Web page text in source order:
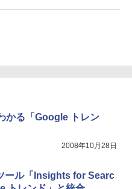
かる「Google トレン
2008年10月28日
ール「Insights for Searc